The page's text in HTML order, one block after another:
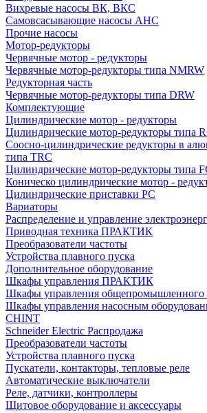
Вихревые насосы ВК, ВКС
Самовсасывающие насосы АНС
Прочие насосы
Мотор-редукторы
Червячные мотор - редукторы
Червячные мотор-редукторы типа NMRW
Редукторная часть
Червячные мотор-редукторы типа DRW
Комплектующие
Цилиндрические мотор - редукторы
Цилиндрические мотор-редукторы типа
Соосно-цилиндрические редукторы в
типа TRC
Цилиндрические мотор-редукторы типа
Коническо цилиндрические мотор -
Цилиндрические приставки PC
Вариаторы
Распределение и управление
Приводная техника ПРАКТИК
Преобразователи частоты
Устройства плавного пуска
Дополнительное оборудование
Шкафы управления ПРАКТИК
Шкафы управления общепромышленного
Шкафы управления насосным
CHINT
Schneider Electric Распродажа
Преобразователи частоты
Устройства плавного пуска
Пускатели, контакторы, тепловые реле
Автоматические выключатели
Реле, датчики, контроллеры
Щитовое оборудование и аксессуары